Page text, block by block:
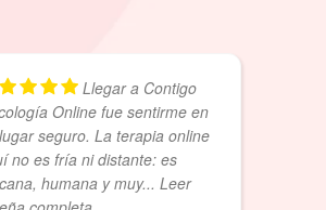
Llegar a Contigo
Online fue sentirme en
seguro. La terapia online
no es fría ni distante: es
humana y muy... Leer